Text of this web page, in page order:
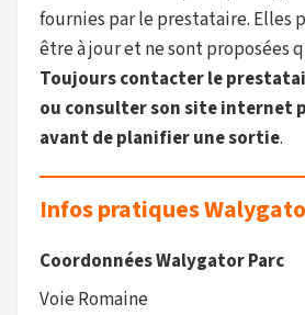
fournies par le prestataire. Elles
être à jour et ne sont proposées
Toujours contacter le
ou consulter son site internet
avant de planifier une sortie.
Infos pratiques
Coordonnées Walygator Parc
Voie Romaine